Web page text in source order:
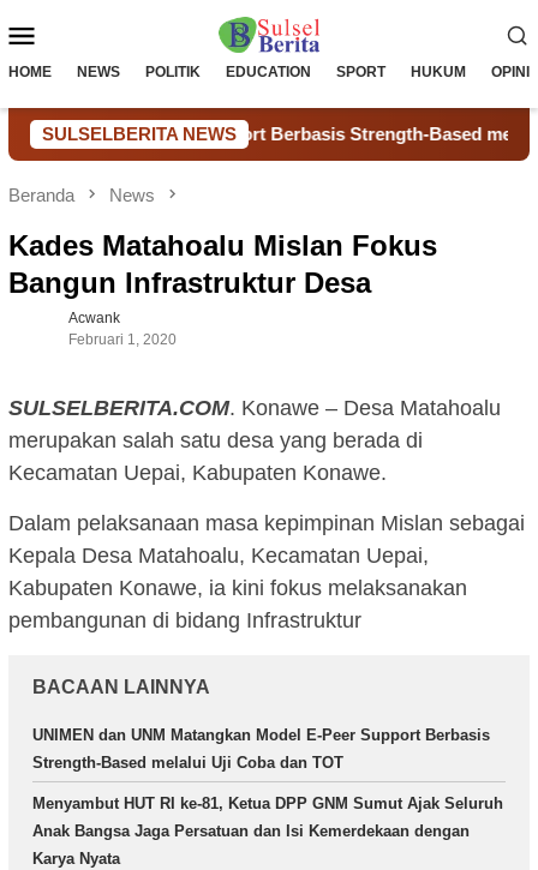
ke
Mobile
HOME NEWS POLITIK EDUCATION SPORT HUKUM OPINI
SULSELBERITA NEWS
E-Peer Support Berbasis Strength-Based melalui Uji Coba
Beranda News
Kades Matahoalu Mislan Fokus
Bangun Infrastruktur Desa
Acwank
Februari 1, 2020
SULSELBERITA.COM. Konawe – Desa Matahoalu
merupakan salah satu desa yang berada di
Kecamatan Uepai, Kabupaten Konawe.
Dalam pelaksanaan masa kepimpinan Mislan sebagai
Kepala Desa Matahoalu, Kecamatan Uepai,
Kabupaten Konawe, ia kini fokus melaksanakan
pembangunan di bidang Infrastruktur
BACAAN LAINNYA
UNIMEN dan UNM Matangkan Model E-Peer Support Berbasis
Strength-Based melalui Uji Coba dan TOT
Menyambut HUT RI ke-81, Ketua DPP GNM Sumut Ajak Seluruh
Anak Bangsa Jaga Persatuan dan Isi Kemerdekaan dengan
Karya Nyata